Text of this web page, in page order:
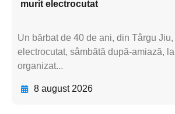
murit electrocutat
Un bărbat de 40 de ani, din Târgu
electrocutat, sâmbătă după-amiază, la
organizat...
8 august 2026